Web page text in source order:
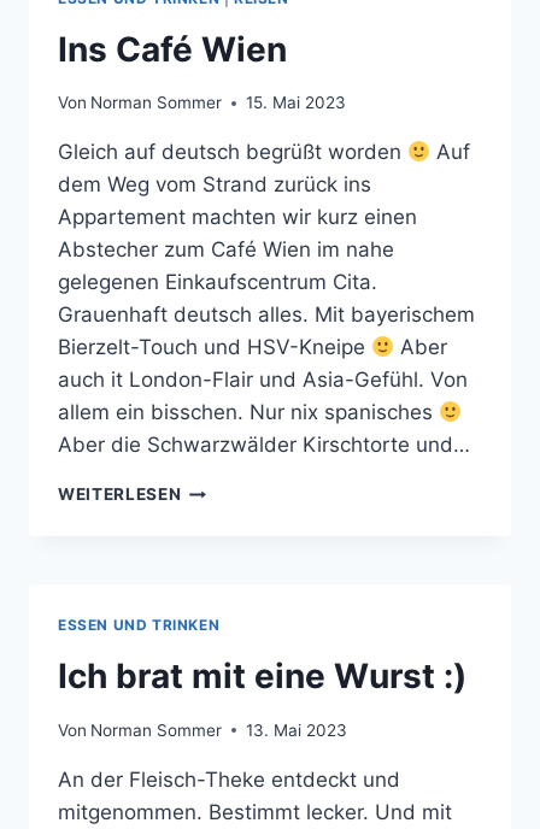
Ins Café Wien
Von Norman Sommer 15. Mai 2023
Gleich auf deutsch begrüßt worden
Auf
dem Weg vom Strand zurück ins
Appartement machten wir kurz einen
Abstecher zum Café Wien im nahe
gelegenen Einkaufscentrum Cita.
Grauenhaft deutsch alles. Mit bayerischem
Bierzelt-Touch und HSV-Kneipe
Aber
auch it London-Flair und Asia-Gefühl. Von
allem ein bisschen. Nur nix spanisches
Aber die Schwarzwälder Kirschtorte und…
WEITERLESEN INS
ESSEN UND TRINKEN
Ich brat mit eine Wurst :)
Von Norman Sommer 13. Mai 2023
An der Fleisch-Theke entdeckt und
mitgenommen. Bestimmt lecker. Und mit